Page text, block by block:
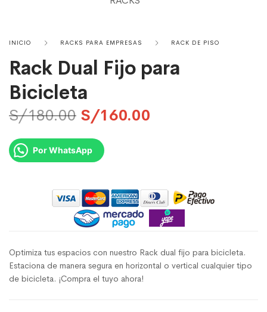
INICIO RACKS PARA EMPRESAS RACK DE PISO
Rack Dual Fijo para
Bicicleta
S/180.00 S/160.00
Optimiza tus espacios con nuestro Rack dual fijo para bicicleta.
Estaciona de manera segura en horizontal o vertical cualquier tipo
de bicicleta. ¡Compra el tuyo ahora!
Por WhatsApp